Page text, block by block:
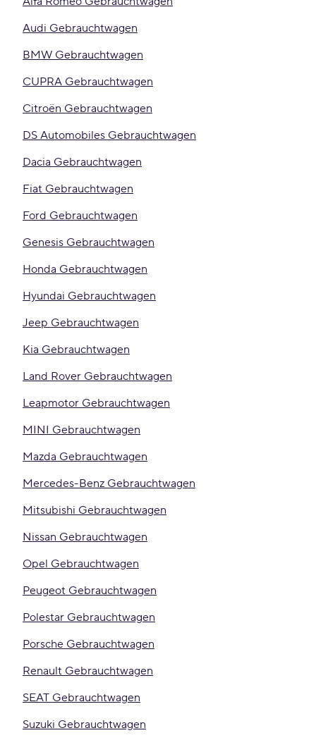
Audi Gebrauchtwagen
BMW Gebrauchtwagen
CUPRA Gebrauchtwagen
Citroën Gebrauchtwagen
DS Automobiles Gebrauchtwagen
Dacia Gebrauchtwagen
Fiat Gebrauchtwagen
Ford Gebrauchtwagen
Genesis Gebrauchtwagen
Honda Gebrauchtwagen
Hyundai Gebrauchtwagen
Jeep Gebrauchtwagen
Kia Gebrauchtwagen
Land Rover Gebrauchtwagen
Leapmotor Gebrauchtwagen
MINI Gebrauchtwagen
Mazda Gebrauchtwagen
Mercedes-Benz Gebrauchtwagen
Mitsubishi Gebrauchtwagen
Nissan Gebrauchtwagen
Opel Gebrauchtwagen
Peugeot Gebrauchtwagen
Polestar Gebrauchtwagen
Porsche Gebrauchtwagen
Renault Gebrauchtwagen
SEAT Gebrauchtwagen
Suzuki Gebrauchtwagen